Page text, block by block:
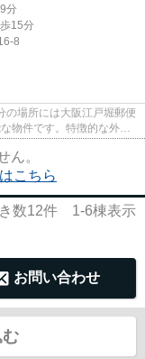
分
15分
8
の場所には大阪江戸堀郵便
物件です。特徴的な外観
ん。
こちら
数12件 1-6棟表示
お問い合わせ